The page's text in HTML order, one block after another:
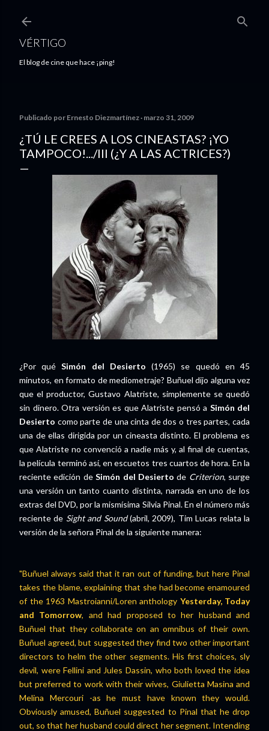
VÉRTIGO
El blog de cine que hace ¡ping!
Publicado por Ernesto Diezmartínez marzo 31, 2009
¿TÚ LE CREES A LOS CINEASTAS? ¡YO
TAMPOCO!.../III (¿Y A LAS ACTRICES?)
¿Por quéSimón del Desierto (1965) se quedó en 45
minutos, en formato de mediometraje? Buñuel dijo alguna vez
que el productor, Gustavo Alatriste, simplemente se quedó
sin dinero. Otra versión es que Alatriste pensó a Simón del
Desierto como parte de una cinta de dos o tres partes, cada
una de ellas dirigida por un cineasta distinto. El problema es
que Alatriste no convenció a nadie más y, al final de cuentas,
la película terminó así, en escuetos tres cuartos de hora. En la
reciente edición deSimón del Desierto de Criterion, surge
una versión un tanto cuanto distinta, narrada en uno de los
extras del DVD, por la mismísima Silvia Pinal. En el número más
reciente de Sight and Sound(abril, 2009), Tim Lucas relata la
versión de la señora Pinal de la siguiente manera:
"Buñuel always said that it ran out of funding, but here Pinal
takes the blame, explaining that she had become enamoured
of the 1963 Mastroianni/Loren anthology Yesterday, Today
and Tomorrow, and had proposed to her husband and
Buñuel that they collaborate on an omnibus of their own.
Buñuel agreed, but suggested they find two other important
directors to helm the other segments. His first choices, sly
devil, were Fellini and Jules Dassin, who both loved the idea
but preferred to work with their wives, Giulietta Masina and
Melina Mercouri -as he must have known they would.
Obviously amused, Buñuel suggested to Pinal that he drop
out, so that her husband could direct her segment. Intending